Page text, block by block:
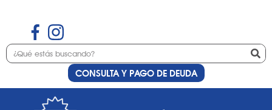
CONSULTA Y PAGO DE DEUDA